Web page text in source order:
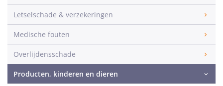
Letselschade & verzekeringen
Medische fouten
Overlijdensschade
Producten, kinderen en dieren